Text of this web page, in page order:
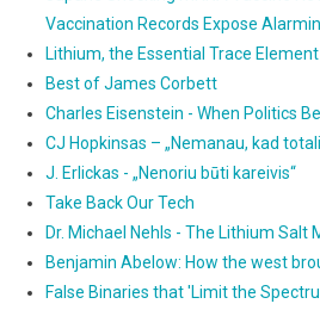
Vaccination Records Expose
Lithium, the Essential Trace Element
Best of James Corbett
Charles Eisenstein - When Politics
CJ Hopkinsas – „Nemanau, kad
J. Erlickas - „Nenoriu būti kareivis“
Take Back Our Tech
Dr. Michael Nehls - The Lithium Salt
Benjamin Abelow: How the west
False Binaries that 'Limit the